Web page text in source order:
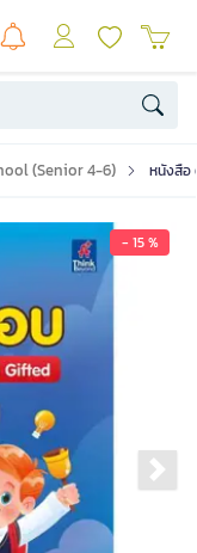
(Senior 4-6) หนังสือ
- 15 %